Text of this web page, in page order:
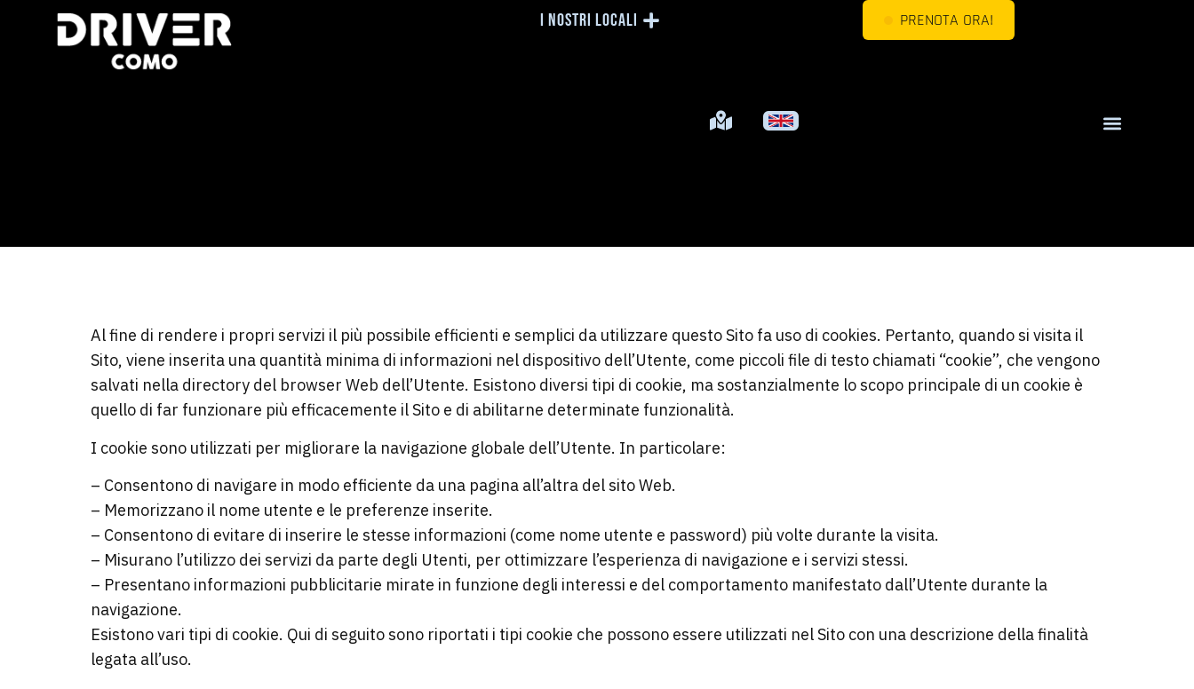
I NOSTRI LOCALI PRENOTA ORA!
Al fine di rendere i propri servizi il più possibile efficienti e semplici da utilizzare questo Sito fa uso di cookies. Pertanto, quando si visita il
Sito, viene inserita una quantità minima di informazioni nel dispositivo dell’Utente, come piccoli file di testo chiamati “cookie”, che vengono
salvati nella directory del browser Web dell’Utente. Esistono diversi tipi di cookie, ma sostanzialmente lo scopo principale di un cookie è
quello di far funzionare più efficacemente il Sito e di abilitarne determinate funzionalità.
I cookie sono utilizzati per migliorare la navigazione globale dell’Utente. In particolare:
– Consentono di navigare in modo efficiente da una pagina all’altra del sito Web.
– Memorizzano il nome utente e le preferenze inserite.
– Consentono di evitare di inserire le stesse informazioni (come nome utente e password) più volte durante la visita.
– Misurano l’utilizzo dei servizi da parte degli Utenti, per ottimizzare l’esperienza di navigazione e i servizi stessi.
– Presentano informazioni pubblicitarie mirate in funzione degli interessi e del comportamento manifestato dall’Utente durante la
navigazione.
Esistono vari tipi di cookie. Qui di seguito sono riportati i tipi cookie che possono essere utilizzati nel Sito con una descrizione della finalità
legata all’uso.